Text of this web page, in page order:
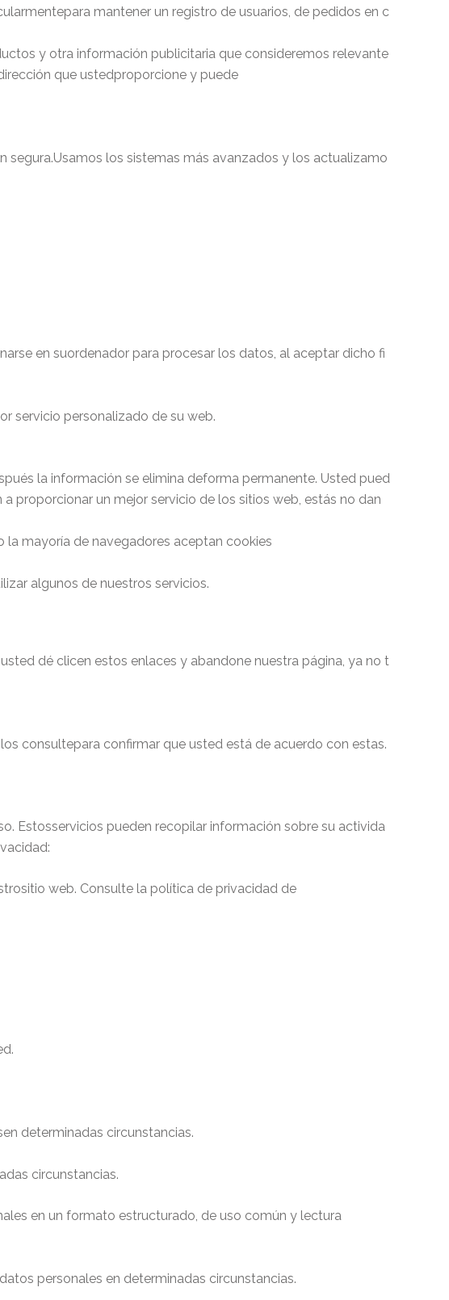
mantener un registro de usuarios, de pedidos en c
y otra información publicitaria que consideremos relevante
que ustedproporcione y puede
los sistemas más avanzados y los actualizamo
en suordenador para procesar los datos, al aceptar dicho fi
servicio personalizado de su web.
la información se elimina deforma permanente. Usted pued
proporcionar un mejor servicio de los sitios web, estás no dan
la mayoría de navegadores aceptan cookies
algunos de nuestros servicios.
dé clicen estos enlaces y abandone nuestra página, ya no t
consultepara confirmar que usted está de acuerdo con estas.
Estosservicios pueden recopilar información sobre su activida
web. Consulte la política de privacidad de
determinadas circunstancias.
circunstancias.
en un formato estructurado, de uso común y lectura
personales en determinadas circunstancias.